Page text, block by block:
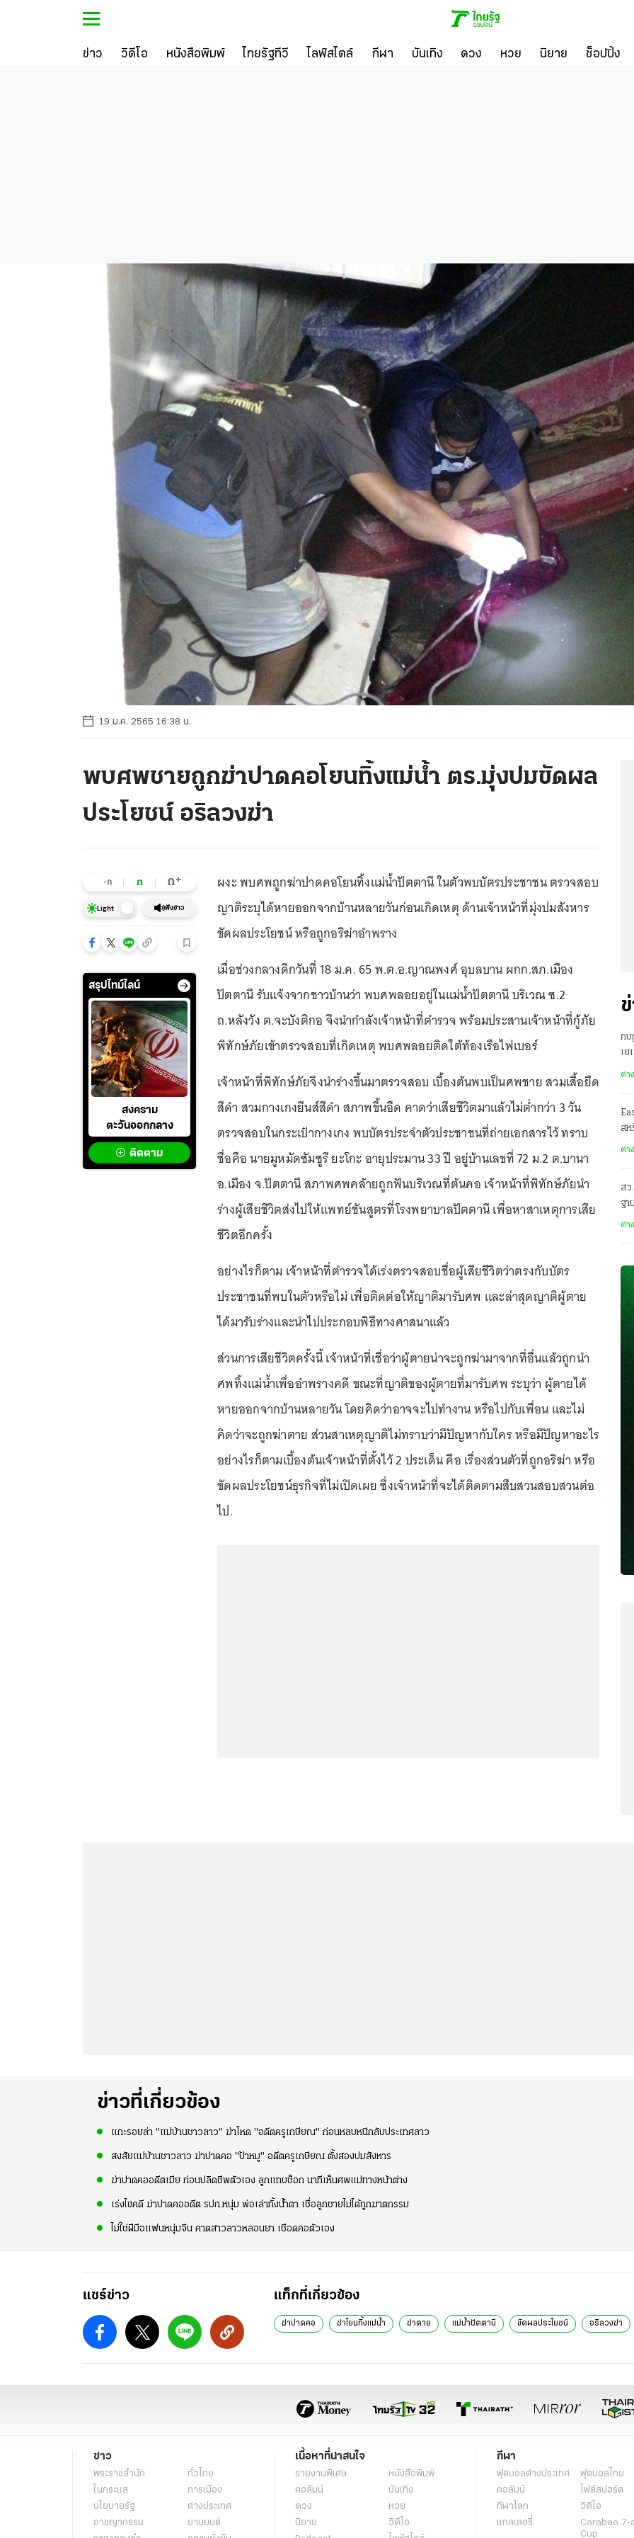
ข่าว วิดีโอ หนังสือพิมพ์ ไทยรัฐทีวี ไลฟ์สไตล์ กีฬา บันเทิง ดวง หวย นิยาย ช็อปปิ้ง
19 ม.ค. 2565 16:38 น.
พบศพชายถูกฆ่าปาดคอโยนทิ้งแม่น้ำ ตร.มุ่งปมขัดผล
ประโยชน์ อริลวงฆ่า
-ก ก ก+
Light ฟังข่าว
สรุปไทม์ไลน์
สงคราม
ตะวันออกกลาง
ติดตาม
ผงะ พบศพถูกฆ่าปาดคอโยนทิ้งแม่น้ำปัตตานี ในตัวพบบัตรประชาชน ตรวจสอบ
ญาติระบุได้หายออกจากบ้านหลายวันก่อนเกิดเหตุ ด้านเจ้าหน้าที่มุ่งปมสังหาร
ขัดผลประโยชน์ หรือถูกอริฆ่าอำพราง
เมื่อช่วงกลางดึกวันที่ 18 ม.ค. 65 พ.ต.อ.ญาณพงศ์ อุบลบาน ผกก.สภ.เมือง
ปัตตานี รับแจ้งจากชาวบ้านว่า พบศพลอยอยู่ในแม่น้ำปัตตานี บริเวณ ซ.2
ถ.หลังวัง ต.จะบังติกอ จึงนำกำลังเจ้าหน้าที่ตำรวจ พร้อมประสานเจ้าหน้าที่กู้ภัย
พิทักษ์ภัยเข้าตรวจสอบที่เกิดเหตุ พบศพลอยติดใต้ท้องเรือไฟเบอร์
เจ้าหน้าที่พิทักษ์ภัยจึงนำร่างขึ้นมาตรวจสอบ เบื้องต้นพบเป็นศพชาย สวมเสื้อยืด
สีดำ สวมกางเกงยีนส์สีดำ สภาพขึ้นอืด คาดว่าเสียชีวิตมาแล้วไม่ต่ำกว่า 3 วัน
ตรวจสอบในกระเป๋ากางเกง พบบัตรประจำตัวประชาชนที่ถ่ายเอกสารไว้ ทราบ
ชื่อคือ นายมูหมัดซัมซูรี ยะโกะ อายุประมาน 33 ปี อยู่บ้านเลขที่ 72 ม.2 ต.บานา
อ.เมือง จ.ปัตตานี สภาพศพคล้ายถูกฟันบริเวณที่ต้นคอ เจ้าหน้าที่พิทักษ์ภัยนำ
ร่างผู้เสียชีวิตส่งไปให้แพทย์ชันสูตรที่โรงพยาบาลปัตตานี เพื่อหาสาเหตุการเสีย
ชีวิตอีกครั้ง
อย่างไรก็ตาม เจ้าหน้าที่ตำรวจได้เร่งตรวจสอบชื่อผู้เสียชีวิตว่าตรงกับบัตร
ประชาชนที่พบในตัวหรือไม่ เพื่อติดต่อให้ญาติมารับศพ และล่าสุดญาติผู้ตาย
ได้มารับร่างและนำไปประกอบพิธีทางศาสนาแล้ว
ส่วนการเสียชีวิตครั้งนี้ เจ้าหน้าที่เชื่อว่าผู้ตายน่าจะถูกฆ่ามาจากที่อื่นแล้วถูกนำ
ศพทิ้งแม่น้ำเพื่ออำพรางคดี ขณะที่ญาติของผู้ตายที่มารับศพ ระบุว่า ผู้ตายได้
หายออกจากบ้านหลายวัน โดยคิดว่าอาจจะไปทำงาน หรือไปกับเพื่อน และไม่
คิดว่าจะถูกฆ่าตาย ส่วนสาเหตุญาติไม่ทราบว่ามีปัญหากับใคร หรือมีปัญหาอะไร
อย่างไรก็ตามเบื้องต้นเจ้าหน้าที่ตั้งไว้ 2 ประเด็น คือ เรื่องส่วนตัวที่ถูกอริฆ่า หรือ
ขัดผลประโยชน์ธุรกิจที่ไม่เปิดเผย ซึ่งเจ้าหน้าที่จะได้ติดตามสืบสวนสอบสวนต่อ
ไป.
กบ
เ
ต่า
ส
ต่า
สว
ฐา
ต่า
ข่าวที่เกี่ยวข้อง
แกะรอยล่า "แม่บ้านชาวลาว" ฆ่าโหด "อดีตครูเกษียณ" ก่อนหลบหนีกลับประเทศลาว
สงสัยแม่บ้านชาวลาว ฆ่าปาดคอ "ป้าหมู" อดีตครูเกษียณ ตั้งสองปมสังหาร
ฆ่าปาดคออดีตเมีย ก่อนปลิดชีพตัวเอง ลูกแทบช็อก นาทีเห็นศพแม่ทางหน้าต่าง
เร่งไขคดี ฆ่าปาดคออดีต รปภ.หนุ่ม พ่อเล่าทั้งน้ำตา เชื่อลูกชายไม่ได้ถูกฆาตกรรม
ไม่ใช่ฝีมือแฟนหนุ่มจีน คาดสาวลาวหลอนยา เชือดคอตัวเอง
แชร์ข่าว แท็กที่เกี่ยวข้อง
ฆ่าปาดคอ ฆ่าโยนทิ้งแม่น้ำ ฆ่าตาย แม่น้ำปัตตานี ขัดผลประโยชน์ อริลวงฆ่า
ข่าว
พระราชสำนัก
ทั่วไทย
ในกระแส
การเมือง
นโยบายรัฐ
ต่างประเทศ
อาชญากรรม
ยานยนต์
เนื้อหาที่น่าสนใจ
รายงานพิเศษ
หนังสือพิมพ์
คอลัมน์
บันเทิง
ดวง
หวย
นิยาย
วิดีโอ
กีฬา
ฟุตบอลต่่างประเทศ
ฟุตบอลไทย
คอลัมน์
ไฟต์สปอร์ต
กีฬาโลก
วิดีโอ
แกลเลอรี่
Carabao 7-
Cup